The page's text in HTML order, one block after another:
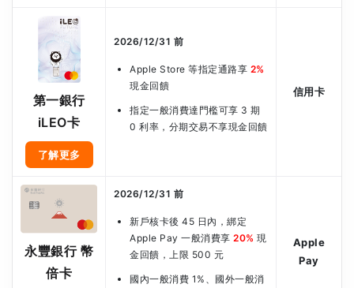
第一銀行
iLEO卡
了解更多
2026/12/31 前
Apple Store 等指定通路享 2%
現金回饋
指定一般消費達門檻可享 3 期
0 利率，分期交易不享現金回饋
信用卡
永豐銀行 幣
倍卡
2026/12/31 前
新戶核卡後 45 日內，綁定
Apple Pay 一般消費享 20% 現
金回饋，上限 500 元
國內一般消費 1%、國外一般消
Apple
Pay